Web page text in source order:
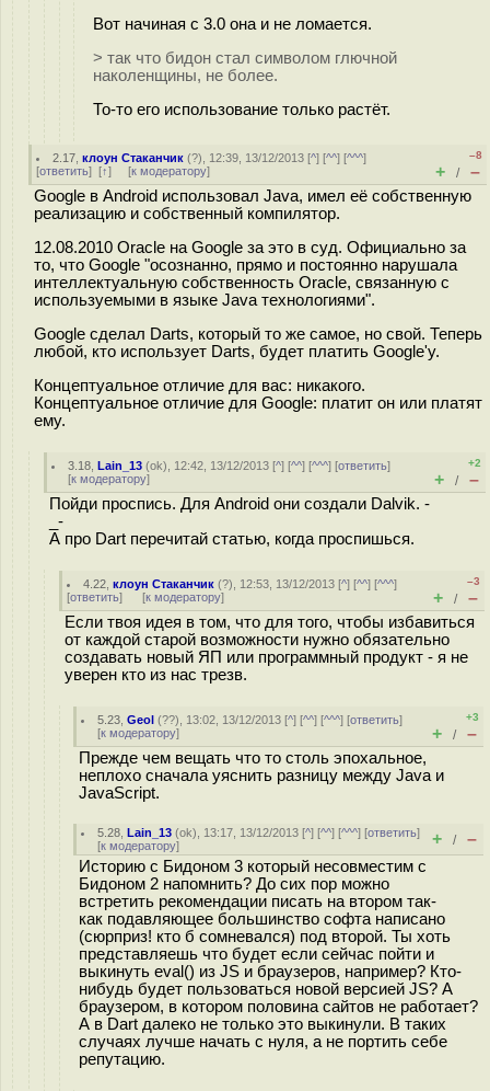
Вот начиная с 3.0 она и не ломается.
> так что бидон стал символом глючной
наколенщины, не более.
То-то его использование только растёт.
2.17 ,клоун Стаканчик (?), 12:39, 13/12/2013 [^] [^^] [^^^]
[ответить] [↑] [к модератору]
–8
+ / –
Google в Android использовал Java, имел её собственную
реализацию и собственный компилятор.
12.08.2010 Oracle на Google за это в суд. Официально за
то, что Google "осознанно, прямо и постоянно нарушала
интеллектуальную собственность Oracle, связанную с
используемыми в языке Java технологиями".
Google сделал Darts, который то же самое, но свой. Теперь
любой, кто использует Darts, будет платить Google'у.
Концептуальное отличие для вас: никакого.
Концептуальное отличие для Google: платит он или платят
ему.
3.18 ,Lain_13 (ok), 12:42, 13/12/2013 [^] [^^] [^^^] [ответить]
[к модератору]
+2
+ / –
Пойди проспись. Для Android они создали Dalvik. -
_-
А про Dart перечитай статью, когда проспишься.
4.22 ,клоун Стаканчик (?), 12:53, 13/12/2013 [^] [^^] [^^^]
[ответить] [к модератору]
–3
+ / –
Если твоя идея в том, что для того, чтобы избавиться
от каждой старой возможности нужно обязательно
создавать новый ЯП или программный продукт - я не
уверен кто из нас трезв.
5.23 ,Geol (??), 13:02, 13/12/2013 [^] [^^] [^^^] [ответить]
[к модератору]
+3
+ / –
Прежде чем вещать что то столь эпохальное,
неплохо сначала уяснить разницу между Java и
JavaScript.
5.28 ,Lain_13 (ok), 13:17, 13/12/2013 [^] [^^] [^^^] [ответить]
[к модератору] + / –
Историю с Бидоном 3 который несовместим с
Бидоном 2 напомнить? До сих пор можно
встретить рекомендации писать на втором так-
как подавляющее большинство софта написано
(сюрприз! кто б сомневался) под второй. Ты хоть
представляешь что будет если сейчас пойти и
выкинуть eval() из JS и браузеров, например? Кто-
нибудь будет пользоваться новой версией JS? А
браузером, в котором половина сайтов не работает?
А в Dart далеко не только это выкинули. В таких
случаях лучше начать с нуля, а не портить себе
репутацию.